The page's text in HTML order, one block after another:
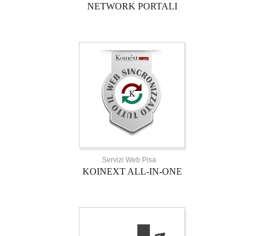
NETWORK PORTALI
Servizi Web Pisa
KOINEXT ALL-IN-ONE